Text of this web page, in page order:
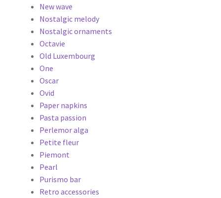
New wave
Nostalgic melody
Nostalgic ornaments
Octavie
Old Luxembourg
One
Oscar
Ovid
Paper napkins
Pasta passion
Perlemor alga
Petite fleur
Piemont
Pearl
Purismo bar
Retro accessories